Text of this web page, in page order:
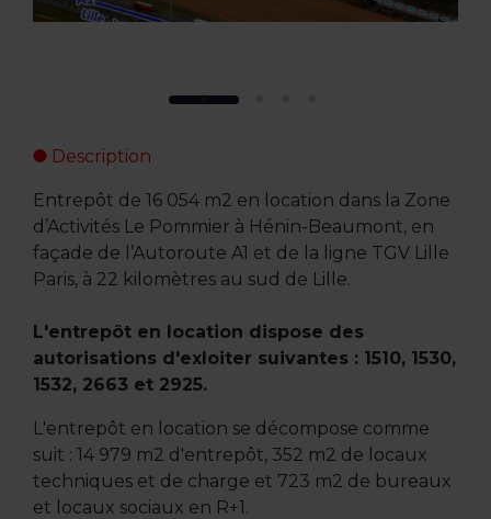
Description
Entrepôt de 16 054 m2 en location dans la Zone
d’Activités Le Pommier à Hénin-Beaumont, en
façade de l’Autoroute A1 et de la ligne TGV Lille
Paris, à 22 kilomètres au sud de Lille.
L'entrepôt en location dispose des
autorisations d'exloiter suivantes : 1510, 1530,
1532, 2663 et 2925.
L'entrepôt en location se décompose comme
suit : 14 979 m2 d'entrepôt, 352 m2 de locaux
techniques et de charge et 723 m2 de bureaux
et locaux sociaux en R+1.